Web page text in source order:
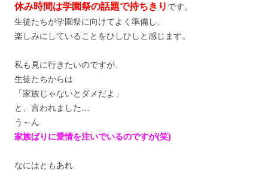
休み時間は学園祭の話題で持ちきり です。
生徒たちが学園祭に向けてよく準備し、
楽しみにしていることをひしひしと感じます。
私も見に行きたいのですが、
生徒たちからは
「家族じゃないとダメだよ」
と、言われました…
う～ん
家族ばりに愛情を注いでいるのですが(笑)
なにはともあれ